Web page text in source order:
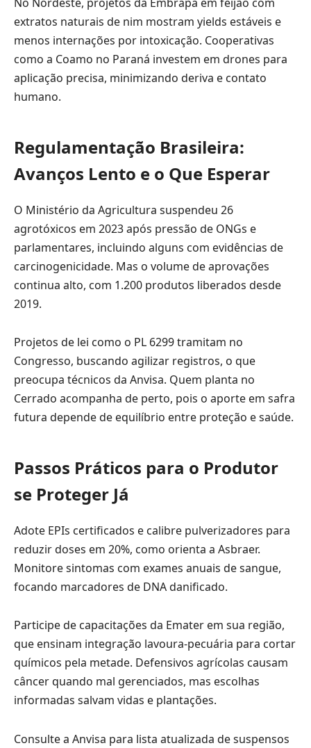
extratos naturais de nim mostram yields estáveis e
menos internações por intoxicação. Cooperativas
como a Coamo no Paraná investem em drones para
aplicação precisa, minimizando deriva e contato
humano.
Regulamentação Brasileira:
Avanços Lento e o Que Esperar
O Ministério da Agricultura suspendeu 26
agrotóxicos em 2023 após pressão de ONGs e
parlamentares, incluindo alguns com evidências de
carcinogenicidade. Mas o volume de aprovações
continua alto, com 1.200 produtos liberados desde
2019.
Projetos de lei como o PL 6299 tramitam no
Congresso, buscando agilizar registros, o que
preocupa técnicos da Anvisa. Quem planta no
Cerrado acompanha de perto, pois o aporte em safra
futura depende de equilíbrio entre proteção e saúde.
Passos Práticos para o Produtor
se Proteger Já
Adote EPIs certificados e calibre pulverizadores para
reduzir doses em 20%, como orienta a Asbraer.
Monitore sintomas com exames anuais de sangue,
focando marcadores de DNA danificado.
Participe de capacitações da Emater em sua região,
que ensinam integração lavoura-pecuária para cortar
químicos pela metade. Defensivos agrícolas causam
câncer quando mal gerenciados, mas escolhas
informadas salvam vidas e plantações.
Consulte a Anvisa para lista atualizada de suspensos